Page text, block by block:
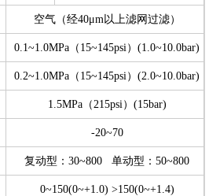
空气（经40μm以上滤网过滤）
0.1~1.0MPa（15~145psi）(1.0~10.0bar)
0.2~1.0MPa（15~145psi）(2.0~10.0bar)
1.5MPa（215psi）(15bar)
-20~70
复动型：30~800 单动型：50~800
0~150(0~+1.0) >150(0~+1.4)